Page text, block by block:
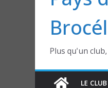
Plus qu'un
LE CLUB